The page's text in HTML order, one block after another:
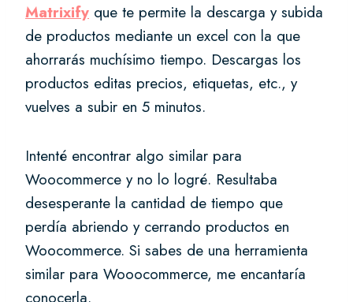
Matrixify que te permite la descarga y subida
de productos mediante un excel con la que
ahorrarás muchísimo tiempo. Descargas los
productos editas precios, etiquetas, etc., y
vuelves a subir en 5 minutos.
Intenté encontrar algo similar para
Woocommerce y no lo logré. Resultaba
desesperante la cantidad de tiempo que
perdía abriendo y cerrando productos en
Woocommerce. Si sabes de una herramienta
similar para Wooocommerce, me encantaría
conocerla.